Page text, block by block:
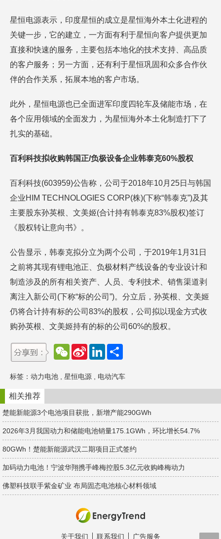
星恒电源表示，印度星恒的成立是星恒海外本土化进程的
关键一步，它的建立，一方面有利于星恒向客户提供更加
直接和快速的服务，主要包括本地化的技术支持、高品质
的客户服务；另一方面，还有利于星恒巩固和众多合作伙
伴的合作关系，拓展本地的客户市场。
此外，星恒电源也已全面进军印度四轮车及储能市场，在
各个应用领域的全面发力，为星恒海外本土化制造打下了
扎实的基础。
百利科技拟收购韩国正/负极设备企业韩泰克60%股权
百利科技(603959)公告称，公司于2018年10月25日与韩国
企业HIM TECHNOLOGIES CORP(株)(下称“韩泰克”)及其
主要股东孙英根、文美姬(合计持有韩泰克83%股权)签订
《股权转让意向书》。
公告显示，韩泰克拟分立为两个公司，于2019年1月31日
之前将其现有锂电池正、负极材料产线设备的专业设计和
制造涉及的所有相关资产、人员、专利技术、销售渠道剥
离注入新公司(下称“标的公司”)。分立后，孙英根、文美姬
仍将合计持有标的公司83%的股权，公司拟以现金方式收
购孙英根、文美姬持有的标的公司60%的股权。
W
e
h
a
t
S
W
e
b
o
L
e
d
n
标签： 动力电池 星恒电源 电动汽车
相关推荐
楚能新能源3个电池项目获批，新增产能290GWh
2026年3月我国动力和储能电池销量175.1GWh，环比增长54.7%
80GWh！楚能新能源武汉二期项目正式签约
加码动力电池！宁波华翔携手峰梅控股5.3亿元收购峰梅动力
佛塑科技联手紫金矿业 布局固态电池核心材料领域
关于我们 联系我们 广告服务